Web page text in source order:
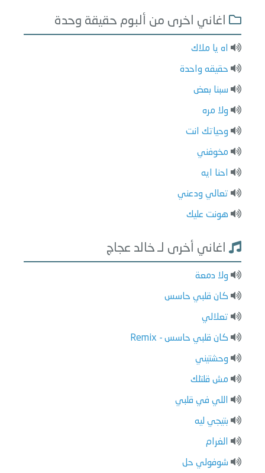
اغاني اخرى من ألبوم حقيقة وحدة
اه يا ملاك
حقيقه واحدة
سبنا بعض
ولا مره
وحياتك انت
مخوفني
احنا ايه
تعالي ودعني
هونت عليك
اغاني أخرى لـ خالد عجاج
ولا دمعة
كان قلبي حاسس
تعلالي
كان قلبي حاسس - Remix
وحشتيني
مش قلتلك
اللي في قلبي
بتيجي ليه
الغرام
شوفولي حل